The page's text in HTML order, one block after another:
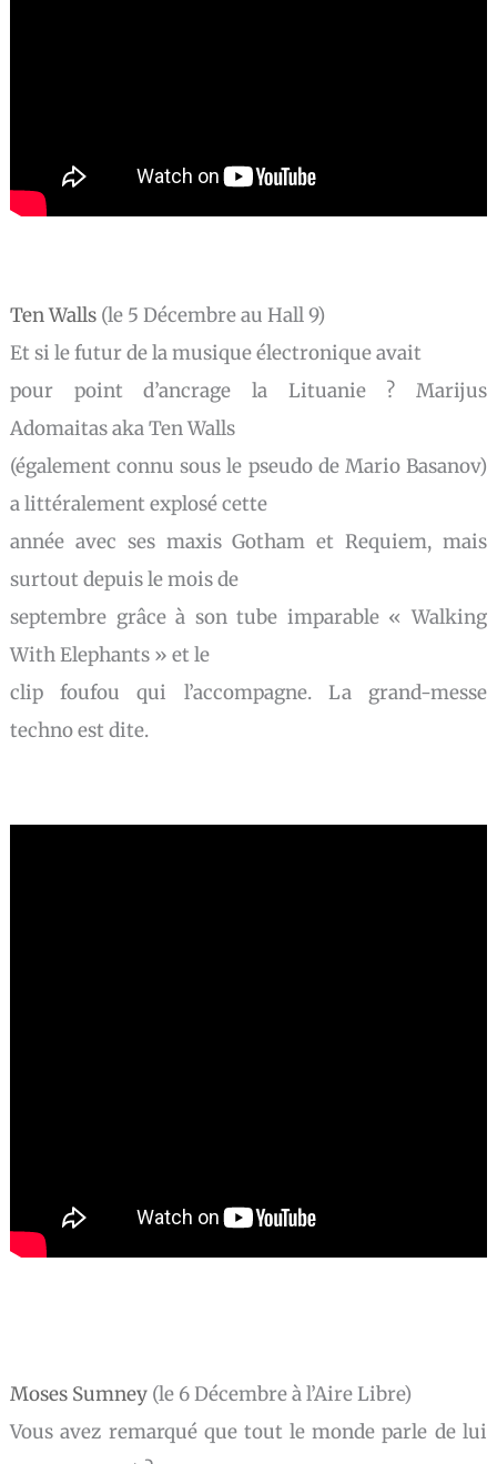
Ten Walls (le 5 Décembre au Hall 9)
Et si le futur de la musique électronique avait
pour point d’ancrage la Lituanie ? Marijus
Adomaitas aka Ten Walls
(également connu sous le pseudo de Mario Basanov)
a littéralement explosé cette
année avec ses maxis Gotham et Requiem, mais
surtout depuis le mois de
septembre grâce à son tube imparable « Walking
With Elephants » et le
clip foufou qui l’accompagne. La grand-messe
techno est dite.
Moses Sumney (le 6 Décembre à l’Aire Libre)
Vous avez remarqué que tout le monde parle de lui